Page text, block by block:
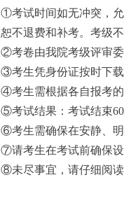
①考试时间如无冲突，允
恕不退费和补考。考级
②考卷由我院考级评审委
③考生凭身份证按时下载
④考生需根据各自报考的
⑤考试结果：考试结束
⑥考生需确保在安静、明
⑦请考生在考试前确保设
⑧未尽事宜，请仔细阅读